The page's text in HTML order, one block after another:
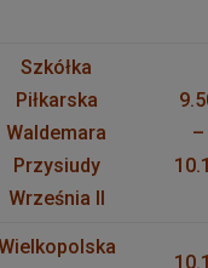
Szkółka
Piłkarska
Waldemara
Przysiudy
Września II
–